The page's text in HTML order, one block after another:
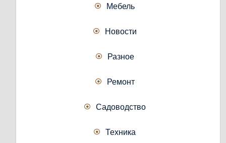
Мебель
Новости
Разное
Ремонт
Садоводство
Техника